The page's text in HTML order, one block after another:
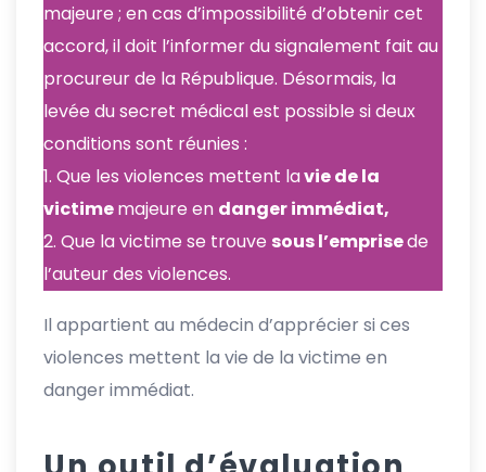
majeure ; en cas d’impossibilité d’obtenir cet
accord, il doit l’informer du signalement fait au
procureur de la République. Désormais, la
levée du secret médical est possible si deux
conditions sont réunies :
1. Que les violences mettent lavie de la
victimemajeure en danger immédiat,
2. Que la victime se trouve sous l’emprisede
l’auteur des violences.
Il appartient au médecin d’apprécier si ces
violences mettent la vie de la victime en
danger immédiat.